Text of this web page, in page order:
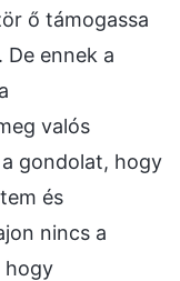
ő támogassa
ennek a
valós
gondolat, hogy
és
nincs a
hogy